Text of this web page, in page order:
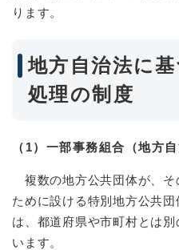
ります。
地方自治法に
処理の制度
（1）一部事務組合（地方
複数の地方公共団体が、そ
ために設ける特別地方公共
は、都道府県や市町村とは
います。